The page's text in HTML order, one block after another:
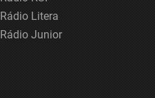
Rádio Litera
Rádio Junior